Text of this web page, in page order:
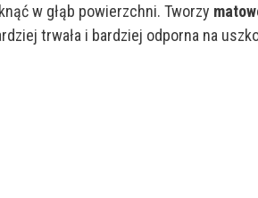
w głąb powierzchni. Tworzy
trwała i bardziej odporna na